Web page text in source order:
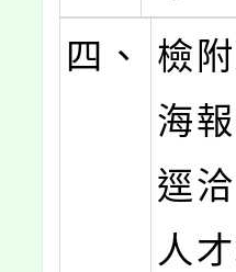
四、
檢
海
逕
人